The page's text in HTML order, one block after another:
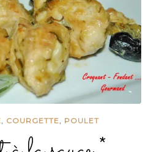
, COURGETTE, POULET